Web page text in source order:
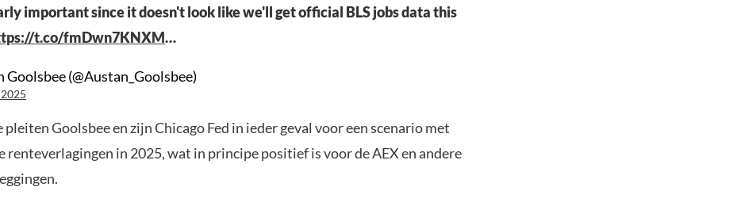
important since it doesn't look like we'll get official BLS jobs data this
t.co/fmDwn7KNXM…
(@Austan_Goolsbee)
pleiten Goolsbee en zijn Chicago Fed in ieder geval voor een scenario met
renteverlagingen in 2025, wat in principe positief is voor de AEX en andere